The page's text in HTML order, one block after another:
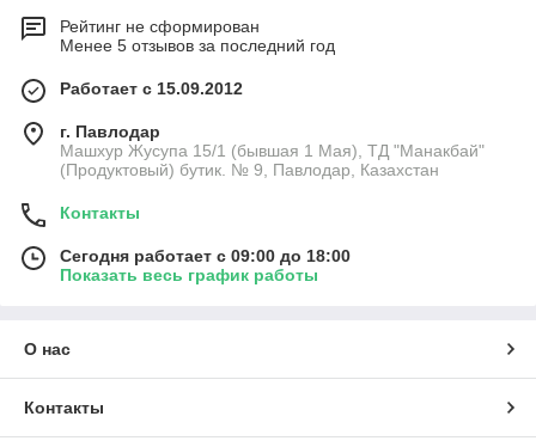
Рейтинг не сформирован
Менее 5 отзывов за последний год
Работает с 15.09.2012
г. Павлодар
Машхур Жусупа 15/1 (бывшая 1 Мая), ТД "Манакбай"
(Продуктовый) бутик. № 9, Павлодар, Казахстан
Контакты
Сегодня работает с 09:00 до 18:00
Показать весь график работы
О нас
Контакты